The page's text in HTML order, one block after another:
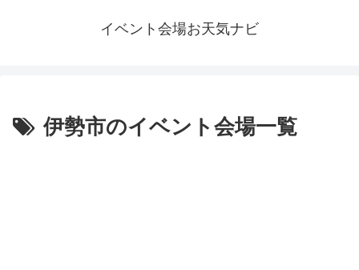
イベント会場お天気ナビ
伊勢市のイベント会場一覧